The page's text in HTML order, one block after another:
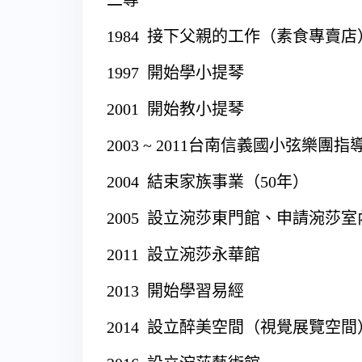
1984 接下父親的工作（素食專賣店
1997 開始學小提琴
2001 開始教小提琴
2003 ~ 2011台南信義國小弦樂團指
2004 結束家族事業（50年）
2005 設立涴莎東門館、申請涴莎室
2011 設立涴莎永華館
2013 開始學習易經
2014 設立醉美空間（視覺展覽空間